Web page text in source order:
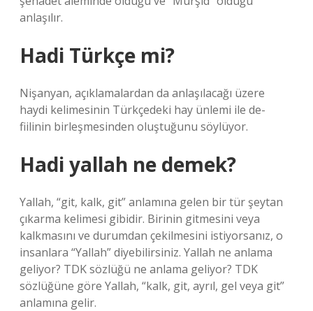
anlaşılır.
Hadi Türkçe mi?
Nişanyan, açıklamalardan da anlaşılacağı üzere
haydi kelimesinin Türkçedeki hay ünlemi ile de-
fiilinin birleşmesinden oluştuğunu söylüyor.
Hadi yallah ne demek?
Yallah, “git, kalk, git” anlamına gelen bir tür şeytan
çıkarma kelimesi gibidir. Birinin gitmesini veya
kalkmasını ve durumdan çekilmesini istiyorsanız, o
insanlara “Yallah” diyebilirsiniz. Yallah ne anlama
geliyor? TDK sözlüğü ne anlama geliyor? TDK
sözlüğüne göre Yallah, “kalk, git, ayrıl, gel veya git”
anlamına gelir.